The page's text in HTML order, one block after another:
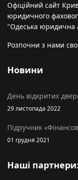
Офіційний сайт
юридичного
"Одеська юридична
Розпочни з нами
Новини
День відкритих
29 листопада 2022
Підручник
01 грудня 2021
Наші партнери: